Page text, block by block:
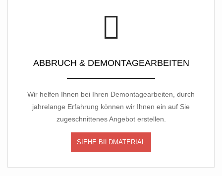
ABBRUCH & DEMONTAGEARBEITEN
Wir helfen Ihnen bei Ihren Demontagearbeiten, durch
jahrelange Erfahrung können wir Ihnen ein auf Sie
zugeschnittenes Angebot erstellen.
SIEHE BILDMATERIAL